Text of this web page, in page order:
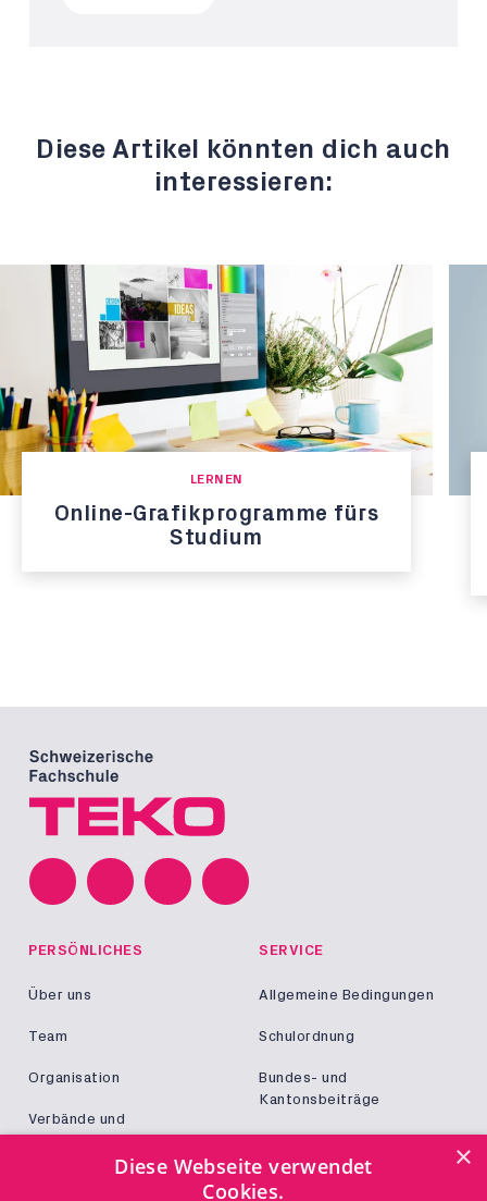
Diese Artikel könnten dich auch
interessieren:
LERNEN
Online-Grafikprogramme fürs
Studium
PERSÖNLICHES
Über uns
Team
Organisation
Verbände und
SERVICE
Allgemeine Bedingungen
Schulordnung
Bundes- und
Kantonsbeiträge
×
Diese Webseite verwendet
Cookies.